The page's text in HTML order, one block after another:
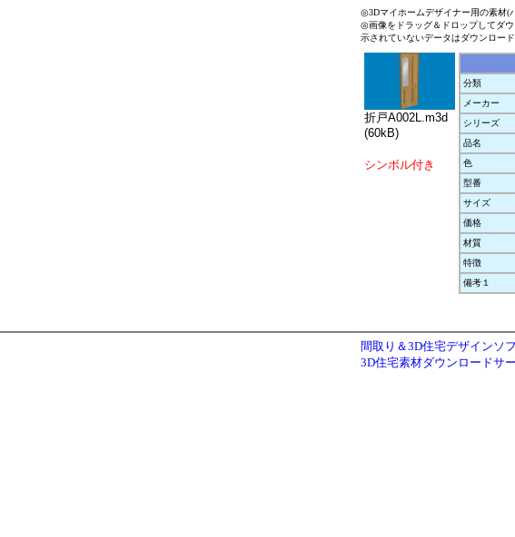
◎3Dマイホームデザイナー用の素材(
◎画像をドラッグ＆ドロップしてダ
示されていないデータはダウンロード
折戸A002L.m3d
(60kB)
シンボル付き
分類
メーカー
シリーズ
品名
色
型番
サイズ
価格
材質
特徴
備考１
間取り＆3D住宅デザインソ
3D住宅素材ダウンロードサ